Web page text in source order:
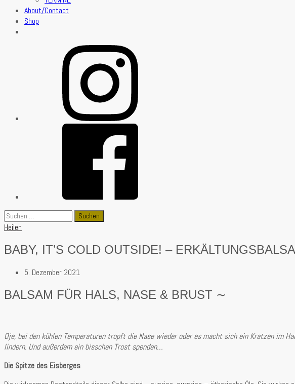
About/Contact
Shop
Suchen
nach:
Heilen
BABY, IT’S COLD OUTSIDE! –
5. Dezember 2021
BALSAM FÜR HALS, NASE & BRUST ∼
Oje, bei den kühlen Temperaturen tropft die Nase wieder oder es macht sich ein Kratzen im
lindern. Und außerdem ein bisschen Trost spenden…
Die Spitze des Eisberges